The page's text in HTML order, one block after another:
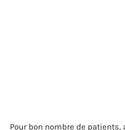
Pour bon nombre de patients,